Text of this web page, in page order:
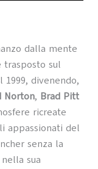
dalla mente
trasposto sul
divenendo,
Norton, Brad Pitt
ricreate
appassionati del
senza la
sua